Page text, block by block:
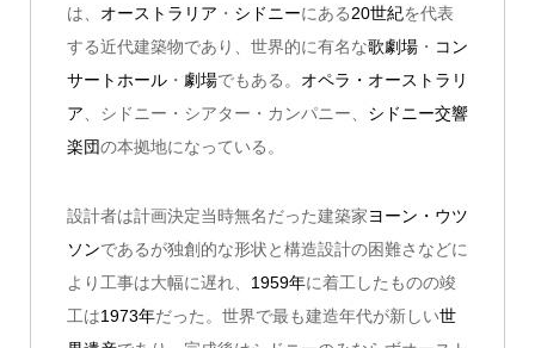
は、 オーストラリア ・ シドニーにある20世紀を代表
する近代建築物であり、世界的に有名な歌劇場・ コン
サートホール・ 劇場でもある。 オペラ・オーストラリ
ア 、シドニー・シアター・カンパニー、 シドニー交響
楽団の本拠地になっている。
設計者は計画決定当時無名だった建築家ヨーン・ウツ
ソンであるが独創的な形状と構造設計の困難さなどに
より工事は大幅に遅れ、 1959年に着工したものの竣
工は1973年だった。世界で最も建造年代が新しい世